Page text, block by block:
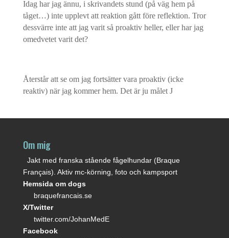
Idag har jag ännu, i skrivandets stund (på väg hem på
tåget…) inte upplevt att reaktion gått före reflektion. Tror
dessvärre inte att jag varit så proaktiv heller, eller har jag
omedvetet varit det?
Återstår att se om jag fortsätter vara proaktiv (icke
reaktiv) när jag kommer hem. Det är ju målet J
Om mig
Jakt med franska stående fågelhundar (Braque
Français). Aktiv mc-körning, foto och kampsport
Hemsida om dogs
braquefrancais.se
X/Twitter
twitter.com/JohanMedE
Facebook